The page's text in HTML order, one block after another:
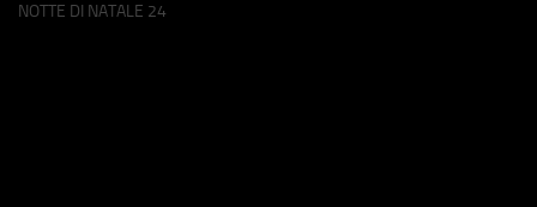
NOTTE DI NATALE 24